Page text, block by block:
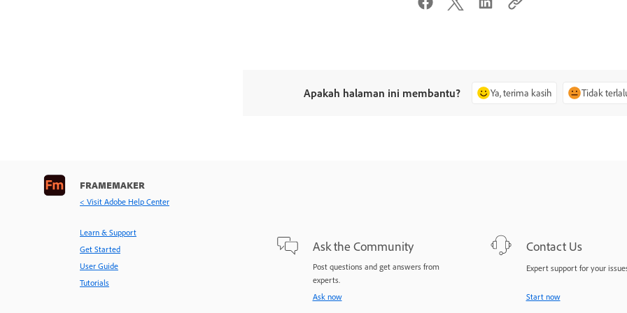
Apakah halaman ini membantu? Ya, terima kasih Tidak
FRAMEMAKER
< Visit Adobe Help Center
Learn & Support
Get Started
User Guide
Tutorials
Ask the Community
Post questions and get answers from
experts.
Ask now
Contact Us
Expert support for your
Start now